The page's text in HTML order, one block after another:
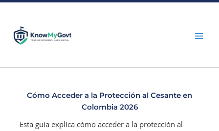
content
Cómo Acceder a la Protección al Cesante en
Colombia 2026
Esta guía explica cómo acceder a la protección al